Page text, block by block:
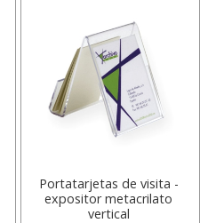
Portatarjetas de visita -
expositor metacrilato
vertical